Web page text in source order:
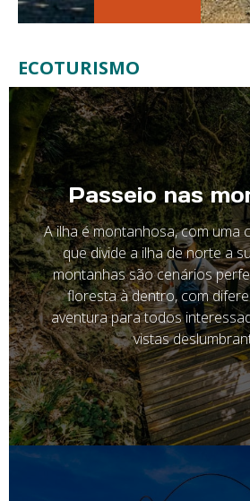
ECOTURISMO
Passeio nas
A ilha é montanhosa, com uma
que divide a ilha de norte a
montanhas são cenários
floresta à dentro, com
aventura para todos
vistas